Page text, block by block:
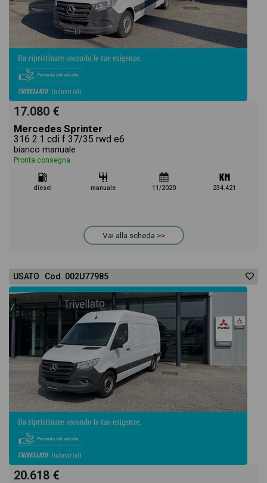
17.080 €
Mercedes Sprinter
316 2.1 cdi f 37/35 rwd e6
bianco manuale
Pronta consegna
diesel manuale 11/2020 234.421
Vai alla scheda >>
USATO Cod. 002U77985
20.618 €